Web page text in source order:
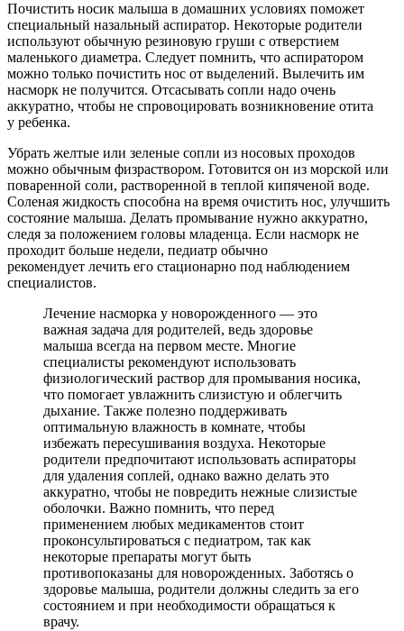
Почистить носик малыша в домашних условиях поможет
специальный назальный аспиратор. Некоторые родители
используют обычную резиновую груши с отверстием
маленького диаметра. Следует помнить, что аспиратором
можно только почистить нос от выделений. Вылечить им
насморк не получится. Отсасывать сопли надо очень
аккуратно, чтобы не спровоцировать возникновение отита
у ребенка.
Убрать желтые или зеленые сопли из носовых проходов
можно обычным физраствором. Готовится он из морской или
поваренной соли, растворенной в теплой кипяченой воде.
Соленая жидкость способна на время очистить нос, улучшить
состояние малыша. Делать промывание нужно аккуратно,
следя за положением головы младенца. Если насморк не
проходит больше недели, педиатр обычно
рекомендует лечить его стационарно под наблюдением
специалистов.
Лечение насморка у новорожденного — это
важная задача для родителей, ведь здоровье
малыша всегда на первом месте. Многие
специалисты рекомендуют использовать
физиологический раствор для промывания носика,
что помогает увлажнить слизистую и облегчить
дыхание. Также полезно поддерживать
оптимальную влажность в комнате, чтобы
избежать пересушивания воздуха. Некоторые
родители предпочитают использовать аспираторы
для удаления соплей, однако важно делать это
аккуратно, чтобы не повредить нежные слизистые
оболочки. Важно помнить, что перед
применением любых медикаментов стоит
проконсультироваться с педиатром, так как
некоторые препараты могут быть
противопоказаны для новорожденных. Заботясь о
здоровье малыша, родители должны следить за его
состоянием и при необходимости обращаться к
врачу.